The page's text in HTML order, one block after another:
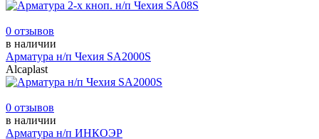
0 отзывов
в наличии
Арматура н/п Чехия SA2000S
Alcaplast
0 отзывов
в наличии
Арматура н/п ИНКОЭР